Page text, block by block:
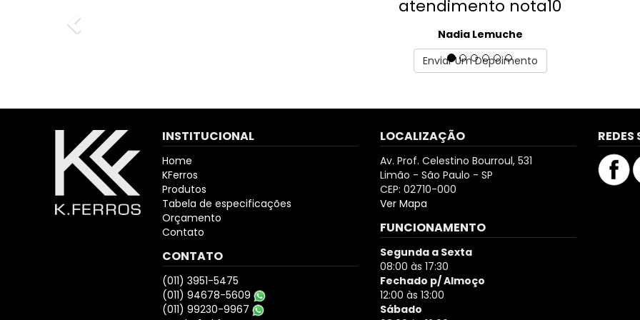
atendimento nota10
Enviar Um Depoimento
INSTITUCIONAL
Home
KFerros
Produtos
Tabela de especificações
Orçamento
Contato
CONTATO
(011) 3951-5475
(011) 94678-5609
(011) 99230-9967
LOCALIZAÇÃO
Av. Prof. Celestino Bourroul, 531
Limão - São Paulo - SP
CEP: 02710-000
Ver Mapa
FUNCIONAMENTO
Segunda a Sexta
08:00 às 17:30
Fechado p/ Almoço
12:00 às 13:00
Sábado